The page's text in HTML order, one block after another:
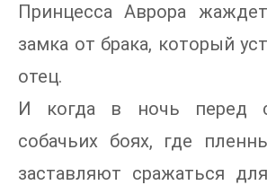
Принцесса Аврора
замка от брака, который
отец.
И когда в ночь перед
собачьих боях, где
заставляют сражаться